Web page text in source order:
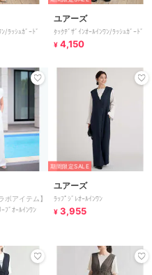
/ﾗｯｼｭｶﾞｰﾄﾞ
ユアーズ
ﾀｯｸﾃﾞｻﾞｲﾝｵｰﾙｲﾝﾜﾝ/ﾗｯｼｭｶﾞｰﾄﾞ
¥ 4,150
ボアイテム】
ﾌﾞｵｰﾙｲﾝﾜﾝ
期間限定SALE
ユアーズ
ﾗｯﾌﾟｼﾞﾚｵｰﾙｲﾝﾜﾝ
¥ 3,955